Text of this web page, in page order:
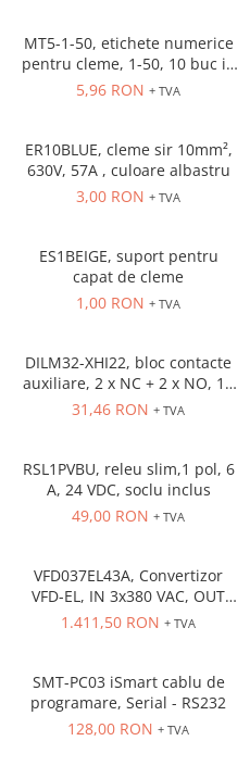
MT5-1-50, etichete numerice
pentru cleme, 1-50, 10 buc in
cutie
5,96 RON + TVA
ER10BLUE, cleme sir 10mm²,
630V, 57A , culoare albastru
3,00 RON + TVA
ES1BEIGE, suport pentru
capat de cleme
1,00 RON + TVA
DILM32-XHI22, bloc contacte
auxiliare, 2 x NC + 2 x NO, 16
A, montaj frontal
31,46 RON + TVA
RSL1PVBU, releu slim,1 pol, 6
A, 24 VDC, soclu inclus
49,00 RON + TVA
VFD037EL43A, Convertizor
VFD-EL, IN 3x380 VAC, OUT
3x380 VAC, 3.7kW, 8.2 A,
inclus
1.411,50 RON + TVA
SMT-PC03 iSmart cablu de
programare, Serial - RS232
128,00 RON + TVA